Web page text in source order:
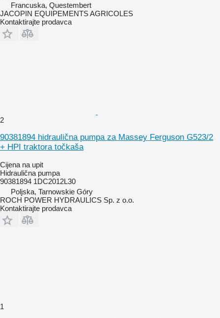
Francuska, Questembert
JACOPIN EQUIPEMENTS AGRICOLES
Kontaktirajte prodavca
2
90381894 hidraulična pumpa za Massey Ferguson G523/2
+ HPI traktora točkaša
Cijena na upit
Hidraulična pumpa
90381894 1DC2012L30
Poljska, Tarnowskie Góry
ROCH POWER HYDRAULICS Sp. z o.o.
Kontaktirajte prodavca
1